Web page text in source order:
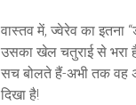
वास्तव में, ज्वेरेव का इतना
उसका खेल चतुराई से
सच बोलते हैं-अभी तक वह
दिखा है!